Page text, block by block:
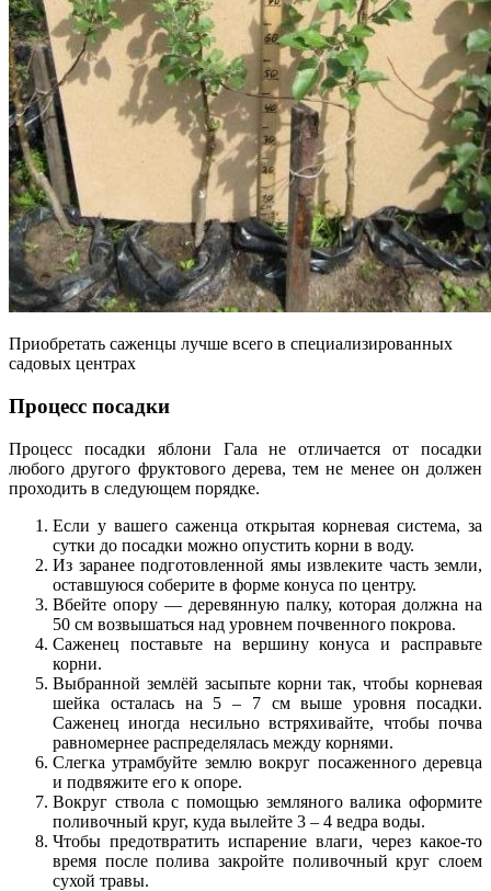
Приобретать саженцы лучше всего в специализированных
садовых центрах
Процесс посадки
Процесс посадки яблони Гала не отличается от посадки
любого другого фруктового дерева, тем не менее он должен
проходить в следующем порядке.
Если у вашего саженца открытая корневая система, за
сутки до посадки можно опустить корни в воду.
Из заранее подготовленной ямы извлеките часть земли,
оставшуюся соберите в форме конуса по центру.
Вбейте опору — деревянную палку, которая должна на
50 см возвышаться над уровнем почвенного покрова.
Саженец поставьте на вершину конуса и расправьте
корни.
Выбранной землёй засыпьте корни так, чтобы корневая
шейка осталась на 5 – 7 см выше уровня посадки.
Саженец иногда несильно встряхивайте, чтобы почва
равномернее распределялась между корнями.
Слегка утрамбуйте землю вокруг посаженного деревца
и подвяжите его к опоре.
Вокруг ствола с помощью земляного валика оформите
поливочный круг, куда вылейте 3 – 4 ведра воды.
Чтобы предотвратить испарение влаги, через какое-то
время после полива закройте поливочный круг слоем
сухой травы.